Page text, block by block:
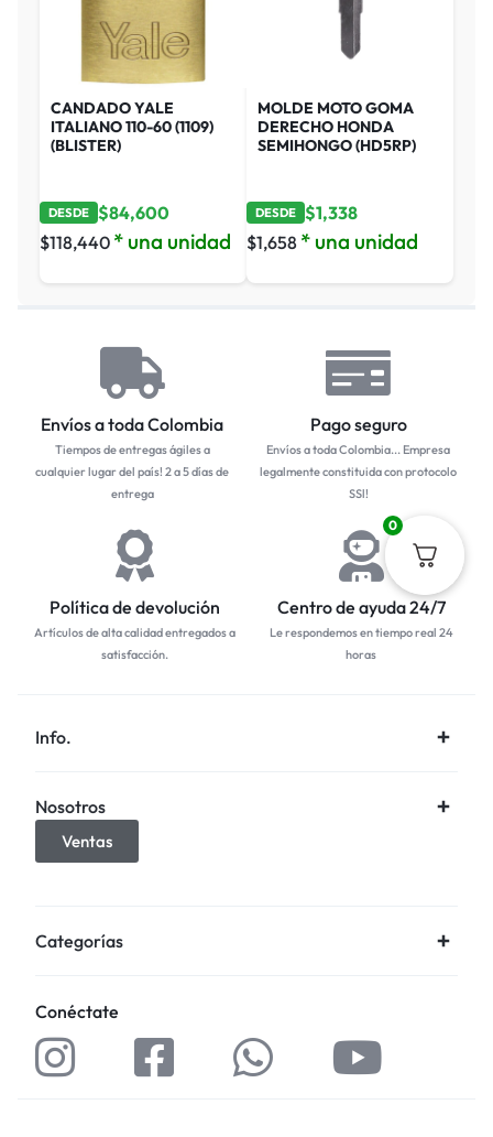
CANDADO YALE
ITALIANO 110-60 (1109)
(BLISTER)
DESDE $84,600
$118,440 * una unidad
MOLDE MOTO GOMA
DERECHO HONDA
SEMIHONGO (HD5RP)
DESDE $1,338
$1,658 * una unidad
Envíos a toda Colombia
Tiempos de entregas ágiles a
cualquier lugar del país! 2 a 5 días de
entrega
Pago seguro
Envíos a toda Colombia... Empresa
legalmente constituida con protocolo
SSl!
Política de devolución
Artículos de alta calidad entregados a
satisfacción.
Centro de ayuda 24/7
Le respondemos en tiempo real 24
horas
Info.
Nosotros
Ventas
Categorías
Conéctate
0